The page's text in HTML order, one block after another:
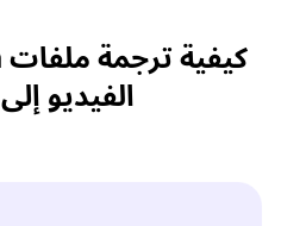
الفيديو إلى French؟